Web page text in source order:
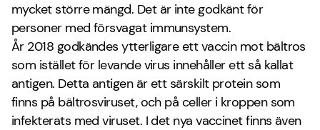
mycket större mängd. Det är inte godkänt för
personer med försvagat immunsystem.
År 2018 godkändes ytterligare ett vaccin mot bältros
som istället för levande virus innehåller ett så kallat
antigen. Detta antigen är ett särskilt protein som
finns på bältrosviruset, och på celler i kroppen som
infekterats med viruset. I det nya vaccinet finns även